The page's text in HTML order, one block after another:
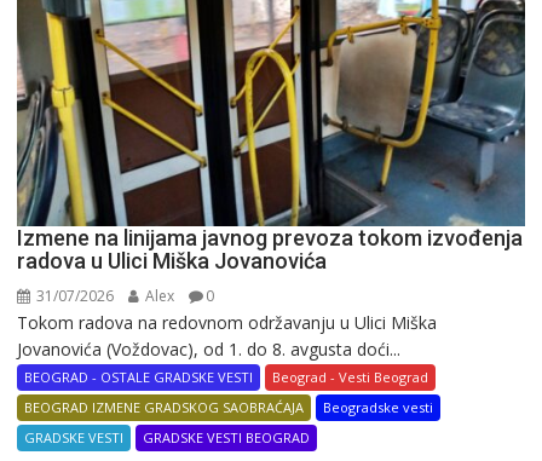
Izmene na linijama javnog prevoza tokom izvođenja
radova u Ulici Miška Jovanovića
31/07/2026 Alex 0
Tokom radova na redovnom održavanju u Ulici Miška
Jovanovića (Voždovac), od 1. do 8. avgusta doći...
BEOGRAD - OSTALE GRADSKE VESTI
Beograd - Vesti Beograd
BEOGRAD IZMENE GRADSKOG SAOBRAĆAJA
Beogradske vesti
GRADSKE VESTI
GRADSKE VESTI BEOGRAD